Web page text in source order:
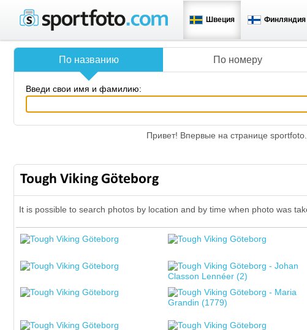
Швеция Финляндия
По названию По номеру
Введи свои имя и фамилию:
Привет! Впервые на странице
Tough Viking Göteborg
It is possible to search photos by location and by time when photo was